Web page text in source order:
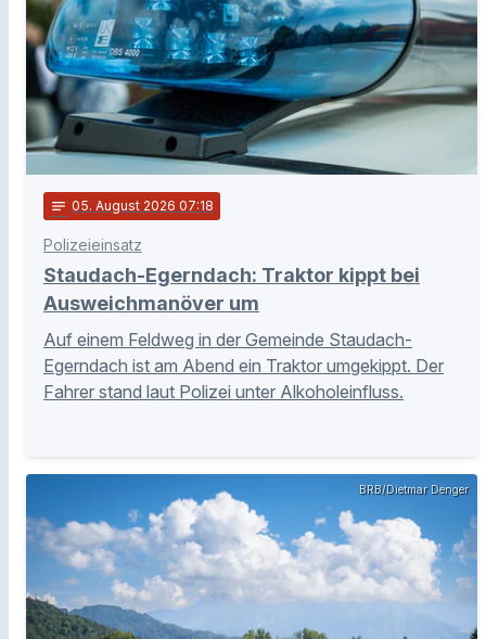
notes 05. August 2026 07:18
Polizeieinsatz
Staudach-Egerndach: Traktor kippt bei
Ausweichmanöver um
Auf einem Feldweg in der Gemeinde Staudach-
Egerndach ist am Abend ein Traktor umgekippt. Der
Fahrer stand laut Polizei unter Alkoholeinfluss.
BRB/Dietmar Denger